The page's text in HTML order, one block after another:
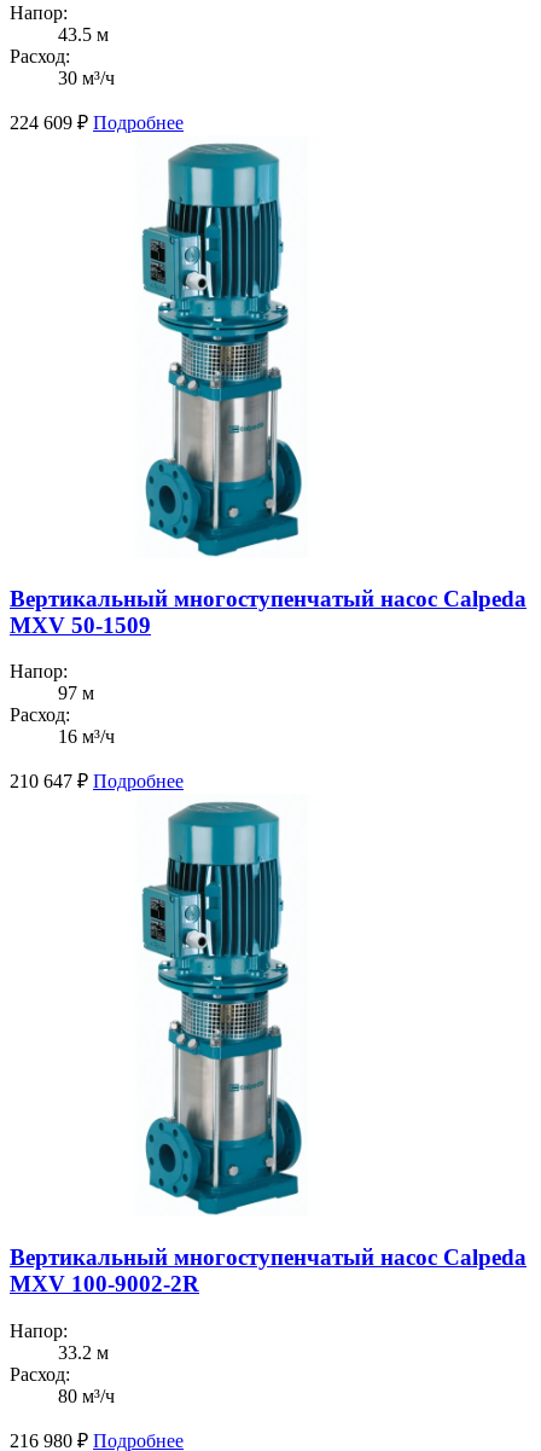
Напор:
43.5 м
Расход:
30 м³/ч
224 609 ₽ Подробнее
Вертикальный многоступенчатый насос Calpeda
MXV 50-1509
Напор:
97 м
Расход:
16 м³/ч
210 647 ₽ Подробнее
Вертикальный многоступенчатый насос Calpeda
MXV 100-9002-2R
Напор:
33.2 м
Расход:
80 м³/ч
216 980 ₽ Подробнее